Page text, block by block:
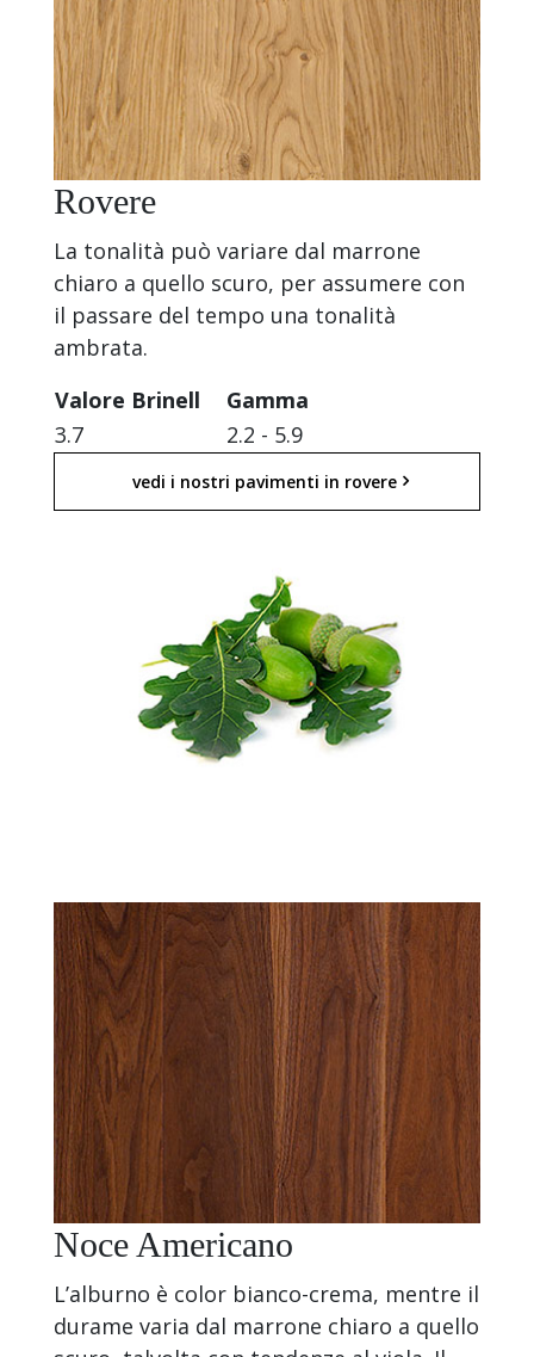
Rovere
La tonalità può variare dal marrone
chiaro a quello scuro, per assumere con
il passare del tempo una tonalità
ambrata.
Valore Brinell
Gamma
3.7
2.2 - 5.9
vedi i nostri pavimenti in rovere
Noce Americano
L’alburno è color bianco-crema, mentre il
durame varia dal marrone chiaro a quello